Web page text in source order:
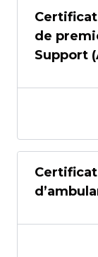
de
Support